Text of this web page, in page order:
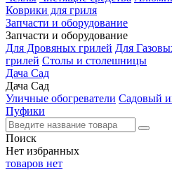
Коврики для гриля
Запчасти и оборудование
Запчасти и оборудование
Для Дровяных грилей Для
грилей Столы и столешницы
Дача Сад
Дача Сад
Уличные обогреватели Садовый
Пуфики
Поиск
Нет избранных
товаров нет